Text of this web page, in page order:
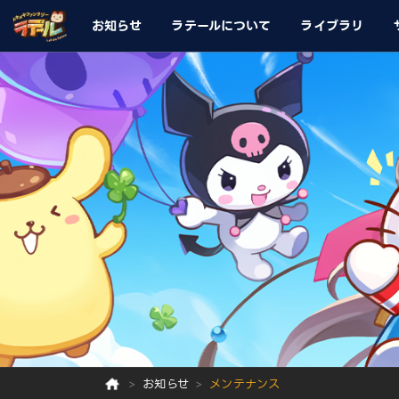
お知らせ ラテールについて ライブラリ
お知らせ メンテナンス